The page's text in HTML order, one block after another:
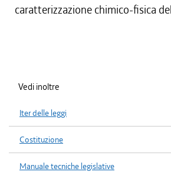
caratterizzazione chimico-fisica
Vedi inoltre
Iter delle leggi
Costituzione
Manuale tecniche legislative